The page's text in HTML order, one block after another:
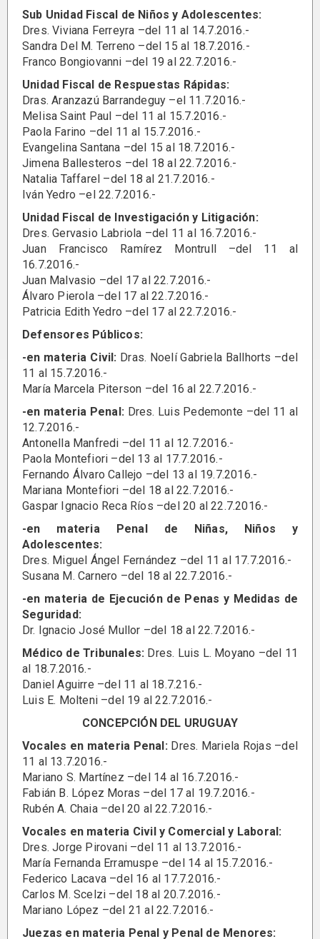
Sub Unidad Fiscal de Niños y Adolescentes:
Dres. Viviana Ferreyra –del 11 al 14.7.2016.-
Sandra Del M. Terreno –del 15 al 18.7.2016.-
Franco Bongiovanni –del 19 al 22.7.2016.-
Unidad Fiscal de Respuestas Rápidas:
Dras. Aranzazú Barrandeguy –el 11.7.2016.-
Melisa Saint Paul –del 11 al 15.7.2016.-
Paola Farino –del 11 al 15.7.2016.-
Evangelina Santana –del 15 al 18.7.2016.-
Jimena Ballesteros –del 18 al 22.7.2016.-
Natalia Taffarel –del 18 al 21.7.2016.-
Iván Yedro –el 22.7.2016.-
Unidad Fiscal de Investigación y Litigación:
Dres. Gervasio Labriola –del 11 al 16.7.2016.-
Juan Francisco Ramírez Montrull –del 11 al
16.7.2016.-
Juan Malvasio –del 17 al 22.7.2016.-
Álvaro Pierola –del 17 al 22.7.2016.-
Patricia Edith Yedro –del 17 al 22.7.2016.-
Defensores Públicos:
-en materia Civil: Dras. Noelí Gabriela Ballhorts –del
11 al 15.7.2016.-
María Marcela Piterson –del 16 al 22.7.2016.-
-en materia Penal: Dres. Luis Pedemonte –del 11 al
12.7.2016.-
Antonella Manfredi –del 11 al 12.7.2016.-
Paola Montefiori –del 13 al 17.7.2016.-
Fernando Álvaro Callejo –del 13 al 19.7.2016.-
Mariana Montefiori –del 18 al 22.7.2016.-
Gaspar Ignacio Reca Ríos –del 20 al 22.7.2016.-
-en materia Penal de Niñas, Niños y
Adolescentes:
Dres. Miguel Ángel Fernández –del 11 al 17.7.2016.-
Susana M. Carnero –del 18 al 22.7.2016.-
-en materia de Ejecución de Penas y Medidas de
Seguridad:
Dr. Ignacio José Mullor –del 18 al 22.7.2016.-
Médico de Tribunales: Dres. Luis L. Moyano –del 11
al 18.7.2016.-
Daniel Aguirre –del 11 al 18.7.216.-
Luis E. Molteni –del 19 al 22.7.2016.-
CONCEPCIÓN DEL URUGUAY
Vocales en materia Penal: Dres. Mariela Rojas –del
11 al 13.7.2016.-
Mariano S. Martínez –del 14 al 16.7.2016.-
Fabián B. López Moras –del 17 al 19.7.2016.-
Rubén A. Chaia –del 20 al 22.7.2016.-
Vocales en materia Civil y Comercial y Laboral:
Dres. Jorge Pirovani –del 11 al 13.7.2016.-
María Fernanda Erramuspe –del 14 al 15.7.2016.-
Federico Lacava –del 16 al 17.7.2016.-
Carlos M. Scelzi –del 18 al 20.7.2016.-
Mariano López –del 21 al 22.7.2016.-
Juezas en materia Penal y Penal de Menores: